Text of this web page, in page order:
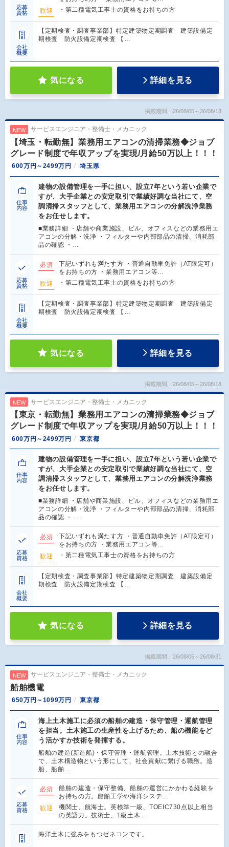
応募
資格
歓迎
・第二種電気工事士の資格をお持ちの方
会社
概要
【定期検査・調査事業部】特定建築物定期調査 建築設備定
期検査 防火設備定期検査 【…
気になる 詳細を見る
掲載期間：26/08/05～26/08/18
NEW サービスエンジニア・整備士・メカニック
【埼玉・転勤無】業務用エアコンの清掃業務◆ジョブ
グレード制度で年収アップを実現/月給50万以上！！！
600万円～2499万円 埼玉県
仕事
内容
建物の設備管理を一手に担い、設立7年という若い企業で
すが、大手企業との安定取引で業績好調な当社にて、空
調清掃スタッフとして、業務用エアコンの分解洗浄業務
をお任せします。
■業務詳細 ・店舗や商業施設、ビル、オフィスなどの業務用エ
アコンの分解・洗浄 ・フィルターや内部部品の清掃、消耗部
品の確認 ・…
応募
資格
必須
下記いずれも満たす方 ・普通自動車免許（AT限定可）
をお持ちの方 ・業務用エアコン等…
歓迎
・第二種電気工事士の資格をお持ちの方
会社
概要
【定期検査・調査事業部】特定建築物定期調査 建築設備定
期検査 防火設備定期検査 【…
気になる 詳細を見る
掲載期間：26/08/05～26/08/18
NEW サービスエンジニア・整備士・メカニック
【東京・転勤無】業務用エアコンの清掃業務◆ジョブ
グレード制度で年収アップを実現/月給50万以上！！！
600万円～2499万円 東京都
仕事
内容
建物の設備管理を一手に担い、設立7年という若い企業で
すが、大手企業との安定取引で業績好調な当社にて、空
調清掃スタッフとして、業務用エアコンの分解洗浄業務
をお任せします。
■業務詳細 ・店舗や商業施設、ビル、オフィスなどの業務用エ
アコンの分解・洗浄 ・フィルターや内部部品の清掃、消耗部
品の確認 ・…
応募
資格
必須
下記いずれも満たす方 ・普通自動車免許（AT限定可）
をお持ちの方 ・業務用エアコン等…
歓迎
・第二種電気工事士の資格をお持ちの方
会社
概要
【定期検査・調査事業部】特定建築物定期調査 建築設備定
期検査 防火設備定期検査 【…
気になる 詳細を見る
掲載期間：26/08/05～26/08/31
NEW サービスエンジニア・整備士・メカニック
船舶機電
650万円～1099万円 東京都
仕事
内容
海上土木施工に必須の船舶の建造・保守管理・運航管理
を担当。土木施工の生産性を上げるため、船の機能をど
う活かすか技術を発揮する。
船舶の建造(新造船)・保守管理・運航管理。土木技術との融合
で、土木構造物という形にして、社会貢献に繋げる職務。造
船、船舶…
応募
資格
必須
船舶の建造・保守整備、船舶の運営にかかわる経験を
お持ちの方。船舶工学や海洋システ…
歓迎
機関士、航海士。英検準一級、TOEIC730点以上相当
の英語力。技術士、1級土木…
海洋土木に強みをもつゼネコンです。